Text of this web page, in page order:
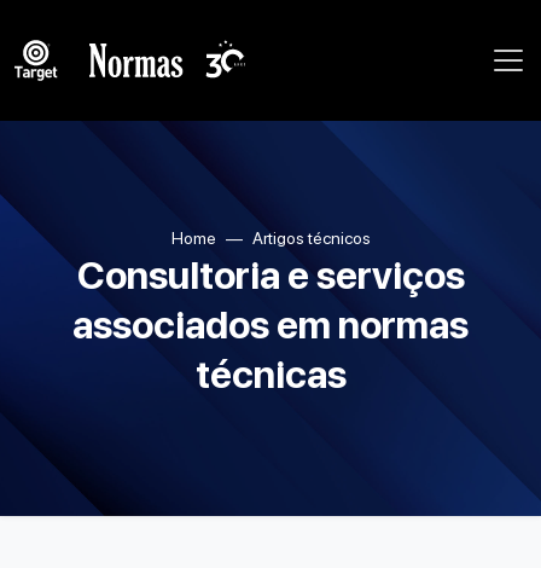
Home Artigos técnicos
Consultoria e serviços
associados em normas
técnicas